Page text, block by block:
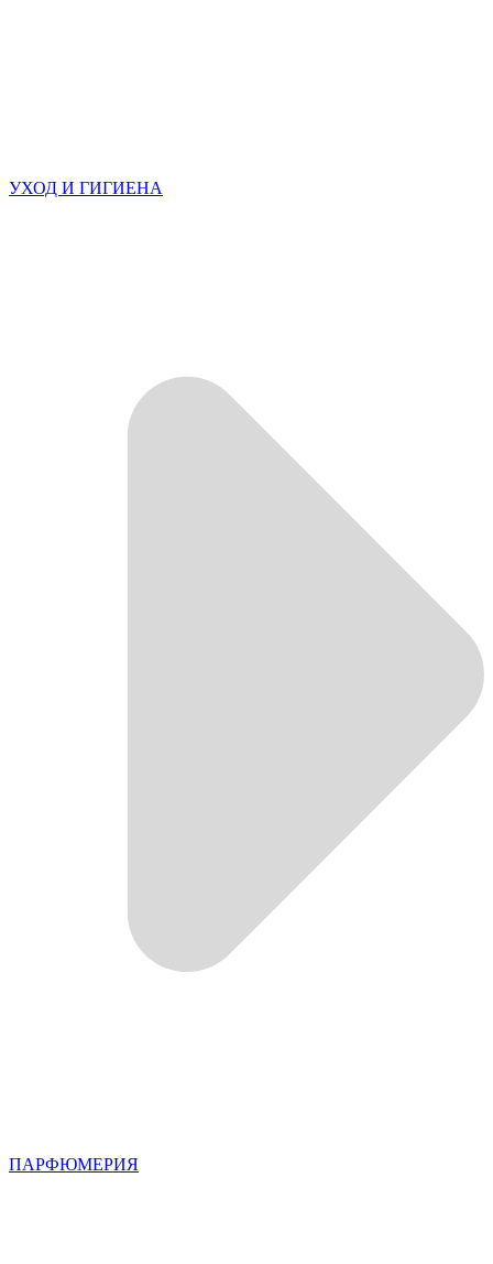
УХОД И ГИГИЕНА
ПАРФЮМЕРИЯ